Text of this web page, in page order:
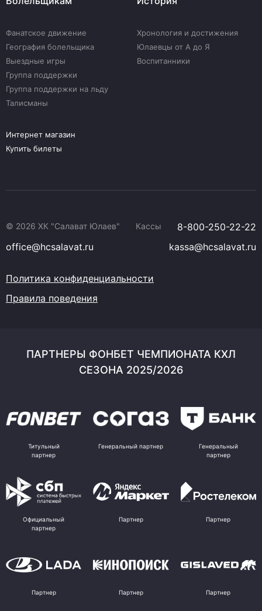
Фанатское движение
География болельщика
Выездные игры
Группа поддержки
Группа поддержки на льду
Талисманы
Хронология и достижения
Юлаевцы от А до Я
Воспитанники
Интернет магазин
Купить билеты
© 2026 ХК "Салават Юлаев" Кассы
8-800-250-22-22
office@hcsalavat.ru
kassa@hcsalavat.ru
Политика конфиденциальности
Правила поведения
ПАРТНЕРЫ ФОНБЕТ ЧЕМПИОНАТА КХЛ
СЕЗОНА 2025/2026
Титульный
партнер
Генеральный партнер
Генеральный
партнер
Официальный
партнер
Партнер Партнер
Партнер Партнер Партнер